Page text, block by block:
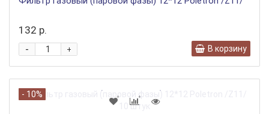
132 р.
+
- В корзину
- 10%